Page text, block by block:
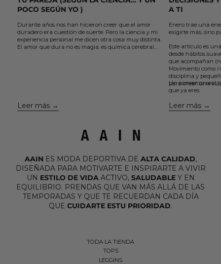
POCO SEGÚN YO )
Durante años nos han hicieron creer que el amor
duradero era cuestión de suerte. Pero la ciencia y mi
experiencia personal me dicen otra cosa muy distinta.
El amor que dura no es magia: es química cerebral
Leer más
A TI
Enero trae una
exigirte más, sino
Este artículo es
desde hábitos
que acompañan
Movimiento como
disciplina y
para crear una
Un comienzo real,
que ya eres.
Leer más
AAIN ES MODA DEPORTIVA DE ALTA CALIDAD,
DISEÑADA PARA MOTIVARTE E INSPIRARTE A VIVIR
UN ESTILO DE VIDA ACTIVO, SALUDABLEY EN
EQUILIBRIO. PRENDAS QUE VAN MÁS ALLÁ DE LAS
TEMPORADAS Y QUE TE RECUERDAN CADA DÍA
QUE CUIDARTE ESTU PRIORIDAD.
TODA LA TIENDA
TOPS
LEGGINS